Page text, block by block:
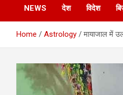
NEWS देश विदेश
Home Astrology मायाजाल में